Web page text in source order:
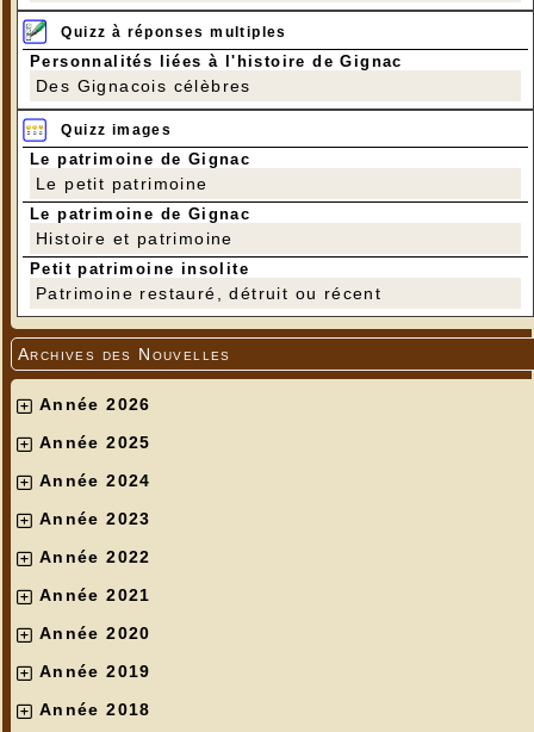
Quizz à réponses multiples
Personnalités liées à l'histoire de Gignac
Des Gignacois célèbres
Quizz images
Le patrimoine de Gignac
Le petit patrimoine
Le patrimoine de Gignac
Histoire et patrimoine
Petit patrimoine insolite
Patrimoine restauré, détruit ou récent
Archives des Nouvelles
Année 2026
Année 2025
Année 2024
Année 2023
Année 2022
Année 2021
Année 2020
Année 2019
Année 2018